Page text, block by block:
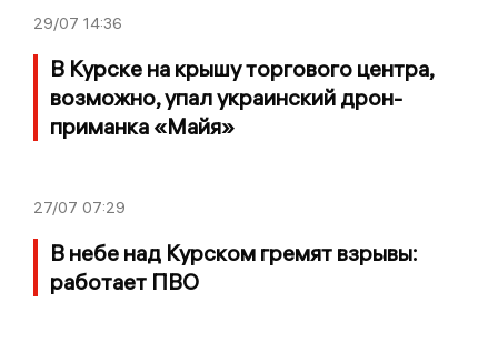
29/07 14:36
В Курске на крышу торгового центра,
возможно, упал украинский дрон-
приманка «Майя»
27/07 07:29
В небе над Курском гремят взрывы:
работает ПВО